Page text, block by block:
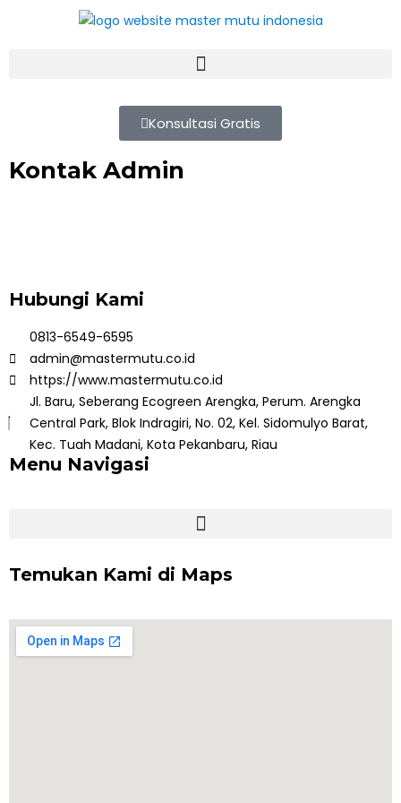
Konsultasi Gratis
Kontak Admin
Hubungi Kami
0813-6549-6595
admin@mastermutu.co.id
https://www.mastermutu.co.id
Jl. Baru, Seberang Ecogreen Arengka, Perum. Arengka
Central Park, Blok Indragiri, No. 02, Kel. Sidomulyo Barat,
Kec. Tuah Madani, Kota Pekanbaru, Riau
Menu Navigasi
Temukan Kami di Maps